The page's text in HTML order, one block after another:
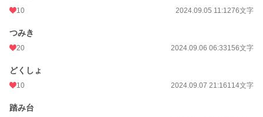
10 2024.09.05 11:1276文字
つみき
20 2024.09.06 06:33156文字
どくしょ
10 2024.09.07 21:16114文字
踏み台